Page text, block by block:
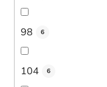
98 6
104 6